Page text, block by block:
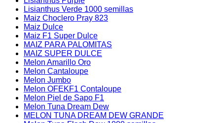
Lisianthus Verde 1000 semillas
Maiz Choclero Pray 823
Maiz Dulce
Maiz F1 Super Dulce
MAIZ PARA PALOMITAS
MAIZ SUPER DULCE
Melon Amarillo Oro
Melon Cantaloupe
Melon Jumbo
Melon OFEKF1 Contaloupe
Melon Piel de Sapo F1
Melon Tuna Dream Dew
MELON TUNA DREAM DEW GRANDE